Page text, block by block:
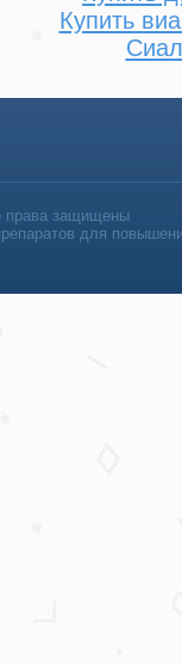
Купить
права защищены
для